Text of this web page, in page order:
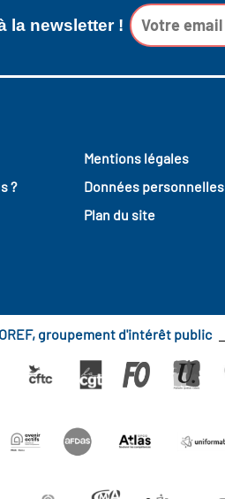
la newsletter !
?
Mentions légales
Données personnelles
Plan du site
groupement d'intérêt public